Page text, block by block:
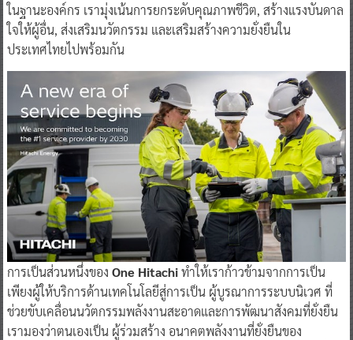
ในฐานะองค์กร เรามุ่งเน้นการยกระดับคุณภาพชีวิต, สร้างแรงบันดาล
ใจให้ผู้อื่น, ส่งเสริมนวัตกรรม และเสริมสร้างความยั่งยืนใน
ประเทศไทยไปพร้อมกัน
การเป็นส่วนหนึ่งของ One Hitachiทำให้เราก้าวข้ามจากการเป็น
เพียงผู้ให้บริการด้านเทคโนโลยีสู่การเป็น ผู้บูรณาการระบบนิเวศ ที่
ช่วยขับเคลื่อนนวัตกรรมพลังงานสะอาดและการพัฒนาสังคมที่ยั่งยืน
เรามองว่าตนเองเป็น ผู้ร่วมสร้าง อนาคตพลังงานที่ยั่งยืนของ